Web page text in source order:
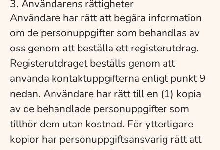
3. Användarens rättigheter
Användare har rätt att begära information
om de personuppgifter som behandlas av
oss genom att beställa ett registerutdrag.
Registerutdraget beställs genom att
använda kontaktuppgifterna enligt punkt 9
nedan. Användare har rätt till en (1) kopia
av de behandlade personuppgifter som
tillhör dem utan kostnad. För ytterligare
kopior har personuppgiftsansvarig rätt att